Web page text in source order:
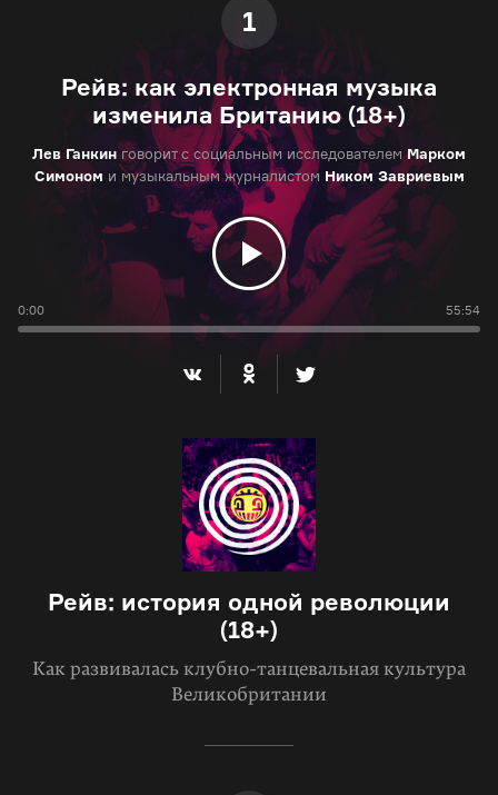
1
Рейв: как электронная музыка
изменила Британию (18+)
Лев Ганкин говорит с социальным исследователемМарком
Симоном и музыкальным журналистом Ником Завриевым
0:00 55:54
Рейв: история одной революции
(18+)
Как развивалась клубно-танцевальная культура
Великобритании